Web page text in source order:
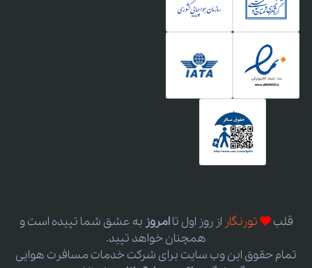
قلب تورنگار از روز اول تاامروز به عشق شما تپیده است و
همچنان خواهد تپید.
تمام حقوق این وب سایت برای شرکت خدمات مسافرت هوایی